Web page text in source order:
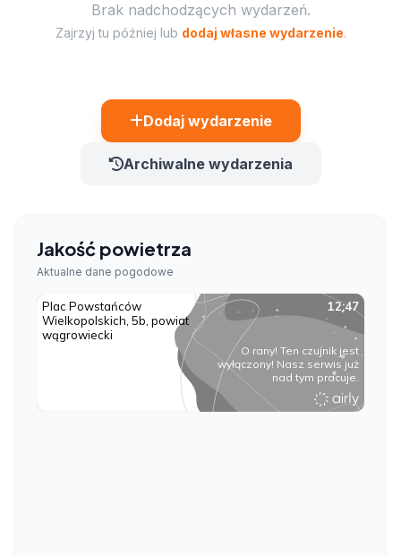
Brak nadchodzących wydarzeń.
Zajrzyj tu później lub dodaj własne wydarzenie.
Dodaj wydarzenie
Archiwalne wydarzenia
Jakość powietrza
Aktualne dane pogodowe